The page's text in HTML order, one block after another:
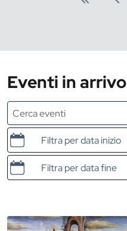
Eventi in arrivo
Data e ora di inizio
Data e ora di fine